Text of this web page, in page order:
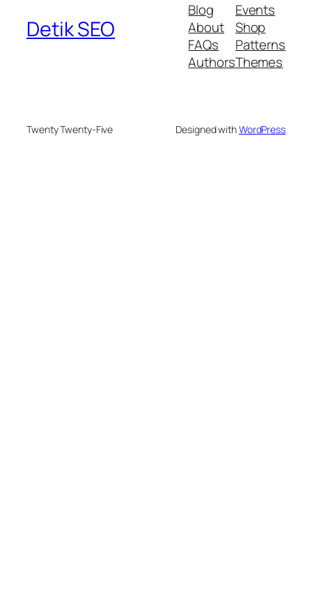
Detik SEO
Blog
About
FAQs
Authors
Events
Shop
Patterns
Themes
Twenty Twenty-Five Designed withWordPress